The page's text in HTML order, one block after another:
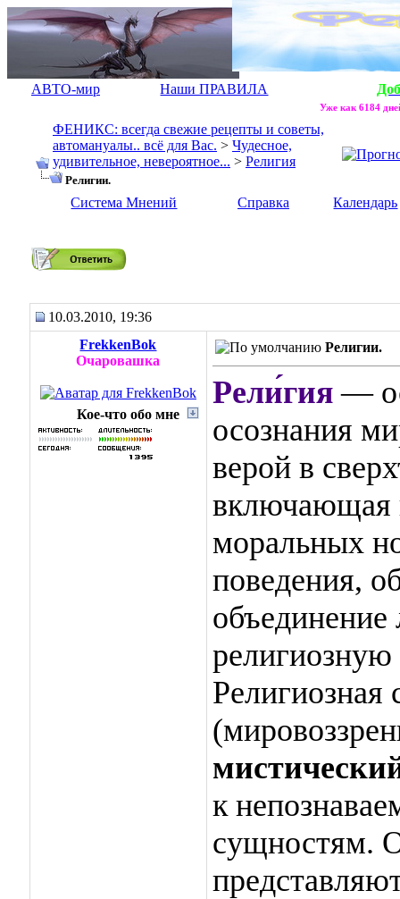
АВТО-мир Наши ПРАВИЛА
Уже как 6184
ФЕНИКС: всегда свежие рецепты и советы,
автомануалы.. всё для Вас. > Чудесное,
удивительное, невероятное... > Религия
Религии.
Система Мнений Справка Календарь
10.03.2010, 19:36
FrekkenBok
Очаровашка
Кое-что обо мне
Религии.
Рели́гия —
осознания
верой в
включающая
моральных
поведения,
объединение
Религиозная
к
сущностям.